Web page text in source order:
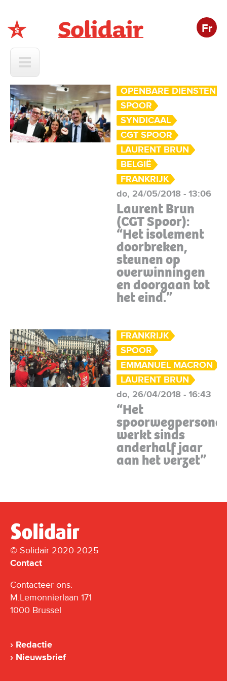
Fr
OPENBARE DIENSTEN
SPOOR
SYNDICAAL
CGT SPOOR
LAURENT BRUN
BELGIË
FRANKRIJK
do, 24/05/2018 - 13:06
Laurent Brun
(CGT Spoor):
“Het isolement
doorbreken,
steunen op
overwinningen
en doorgaan tot
het eind.”
FRANKRIJK
SPOOR
EMMANUEL MACRON
LAURENT BRUN
do, 26/04/2018 - 16:43
“Het
werkt sinds
anderhalf jaar
aan het verzet”
© Solidair 2020-2025
Contact
Contacteer ons:
M.Lemonnierlaan 171
1000 Brussel
Redactie
Nieuwsbrief